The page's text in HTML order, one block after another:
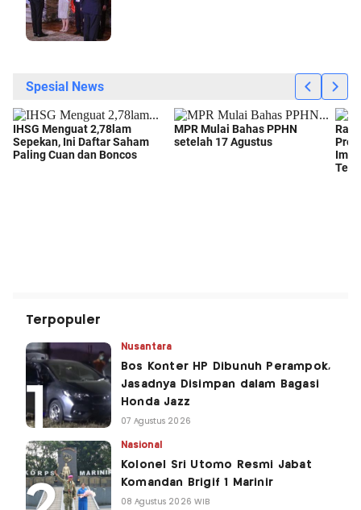
Terpopuler
Nusantara
Bos Konter HP Dibunuh Perampok,
Jasadnya Disimpan dalam Bagasi
Honda Jazz
07 Agustus 2026
Nasional
Kolonel Sri Utomo Resmi Jabat
Komandan Brigif 1 Marinir
08 Agustus 2026 WIB